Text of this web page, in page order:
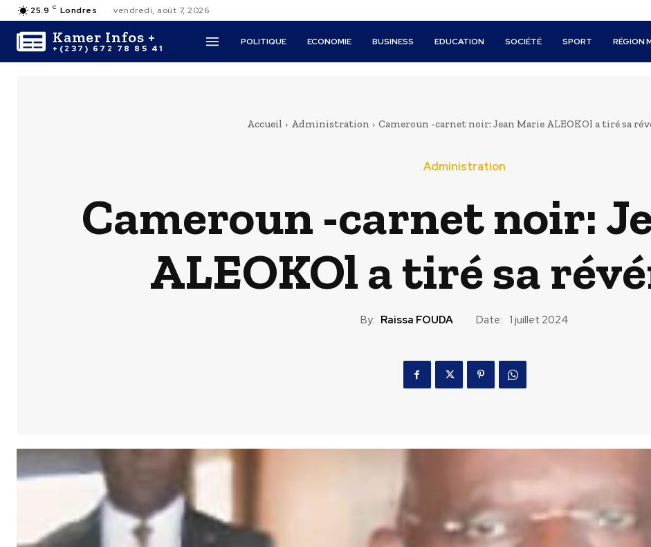
25.9 C Londres vendredi, août 7, 2026
Kamer Infos +
+(237) 672 78 85 41
POLITIQUE ECONOMIE BUSINESS EDUCATION SOCIÉTÉ SPORT RÉGION
Accueil Administration Cameroun -carnet noir: Jean Marie ALEOKOl a tiré sa
Administration
Cameroun -carnet noir:
ALEOKOl a tiré sa
By: Raissa FOUDA Date: 1 juillet 2024